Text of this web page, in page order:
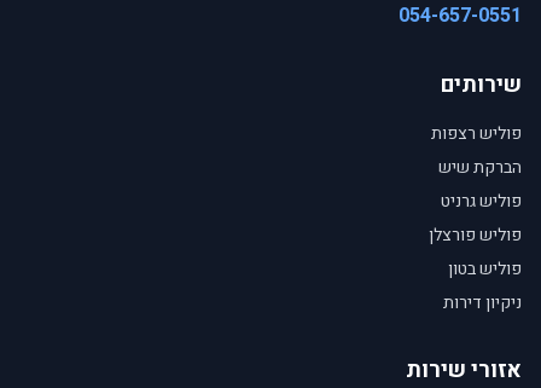
054-657-0551
שירותים
פוליש רצפות
הברקת שיש
פוליש גרניט
פוליש פורצלן
פוליש בטון
ניקיון דירות
אזורי שירות